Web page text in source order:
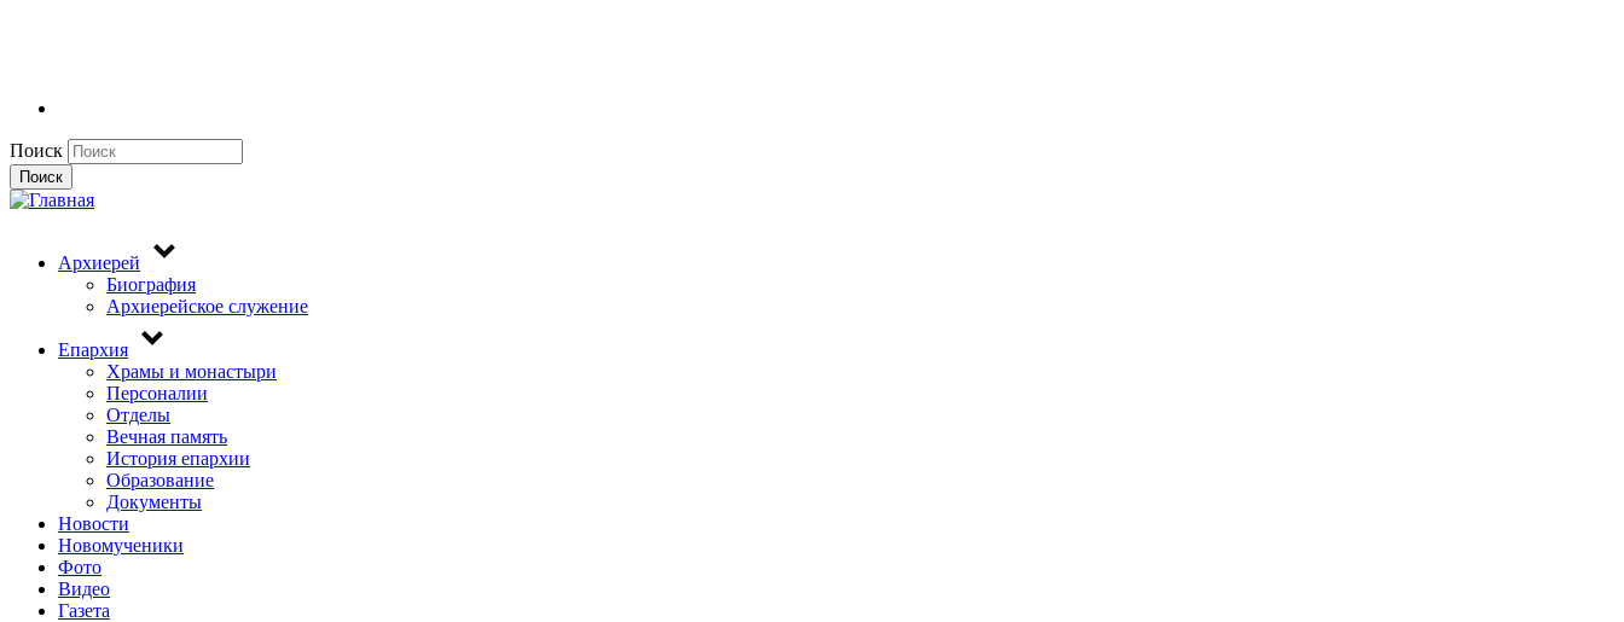
Поиск
Поиск
Архиерей
Биография
Архиерейское служение
Епархия
Храмы и монастыри
Персоналии
Отделы
Вечная память
История епархии
Образование
Документы
Новости
Новомученики
Фото
Видео
Газета